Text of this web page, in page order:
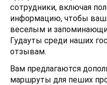
сотрудники, включая
информацию, чтобы ваш
веселым и
Гудауты среди наших
отзывам.
Вам предлагаются
маршруты для пеших